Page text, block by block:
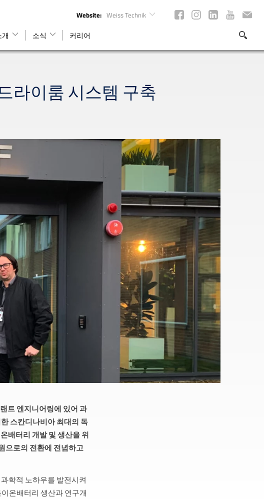
Website: Weiss Technik
소식 커리어
라이룸 시스템 구축
트 엔지니어링에 있어 과
스칸디나비아 최대의 독
배터리 개발 및 생산을 위
으로의 전환에 전념하고
학적 노하우를 발전시켜
온배터리 생산과 연구개